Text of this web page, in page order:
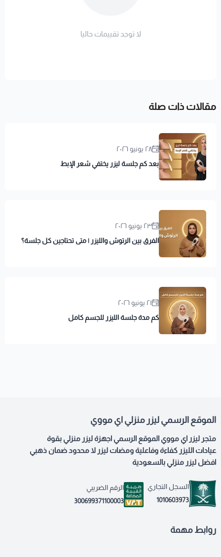
لا توجد تقييمات حاليا
مقالات ذات صلة
٢٨ يونيو ٢٠٢٦
بعد كم جلسة ليزر يختفي شعر الإبط
٢٣ يونيو ٢٠٢٦
الفرق بين الرتوش والليزر | متى تحتاجين كل جلسة؟
٢١ يونيو ٢٠٢٦
كم مدة جلسة الليزر للجسم كامل
الموقع الرسمي ليزر منزلي اي مووي
متجر ليزر اي مووي الموقع الرسمي اجهزة ليزر منزلي بقوة
عيادات الليزر كفاءة وفاعلية ومضات ليزر لا محدود ضمان ذهبي
افضل ليزر منزلي بالسعودية
السجل التجاري
1010603973
الرقم الضريبي
300699371100003
روابط مهمة